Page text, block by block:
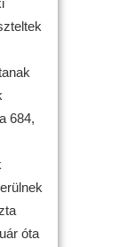
684,
óta